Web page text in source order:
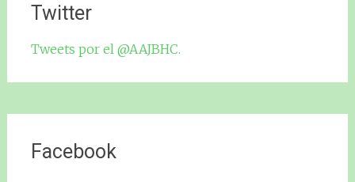
Twitter
Tweets por el @AAJBHC.
Facebook